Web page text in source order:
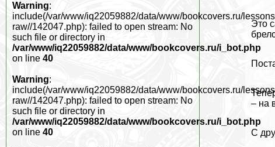
Это
– на
С
Warning:
include(/var/www/iq22059882/data/www/bookcovers.ru/
raw//142047.php): failed to open stream: No
such file or directory in
/var/www/iq22059882/data/www/bookcovers.ru/i_bot.php
on line 40
Warning:
include(/var/www/iq22059882/data/www/bookcovers.ru/
raw//142047.php): failed to open stream: No
such file or directory in
/var/www/iq22059882/data/www/bookcovers.ru/i_bot.php
on line 40